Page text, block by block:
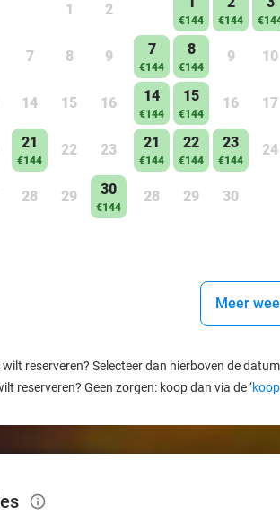
1 2
7 8 9
14 15 16
21
€144
22 23
28 29 30
€144
€144 €144
7
€144
8
€144
9 10
14
€144
15
€144
16 17
21
€144
22
€144
23
€144
24
28 29 30
Meer
reserveren? Selecteer dan hierboven de
reserveren? Geen zorgen: koop dan via de ‘
info_outlined